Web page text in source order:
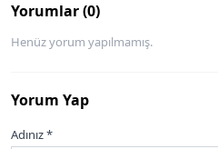
Yorumlar (0)
Henüz yorum yapılmamış.
Yorum Yap
Adınız *